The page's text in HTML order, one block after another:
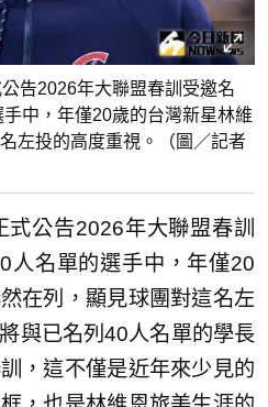
告2026年大聯盟春訓受邀名
中，年僅20歲的台灣新星林維
左投的高度重視。（圖／記者
公告2026年大聯盟春訓
人名單的選手中，年僅20
在列，顯見球團對這名左
與已名列40人名單的學長
，這不僅是近年來少見的